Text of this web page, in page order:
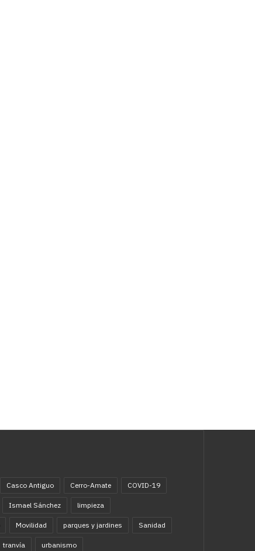
Casco Antiguo Cerro-Amate COVID-19
Ismael Sánchez limpieza
Movilidad parques y jardines Sanidad
tranvía urbanismo